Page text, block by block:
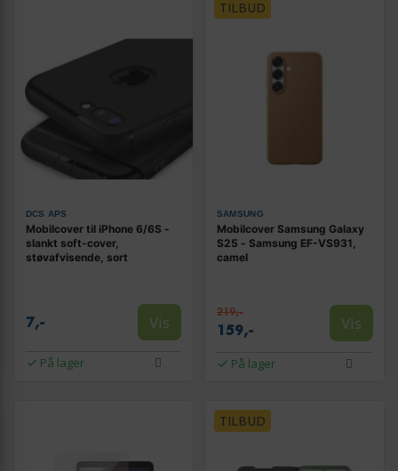
DCS APS
Mobilcover til iPhone 6/6S -
slankt soft-cover,
støvafvisende, sort
7,- Vis
På lager
TILBUD
SAMSUNG
Mobilcover Samsung Galaxy
S25 - Samsung EF-VS931,
camel
219,-
159,- Vis
På lager
TILBUD